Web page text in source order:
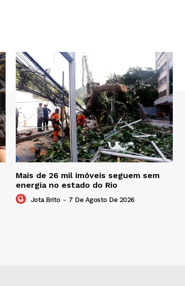
Mais de 26 mil imóveis seguem sem
energia no estado do Rio
Jota Brito - 7 De Agosto De 2026